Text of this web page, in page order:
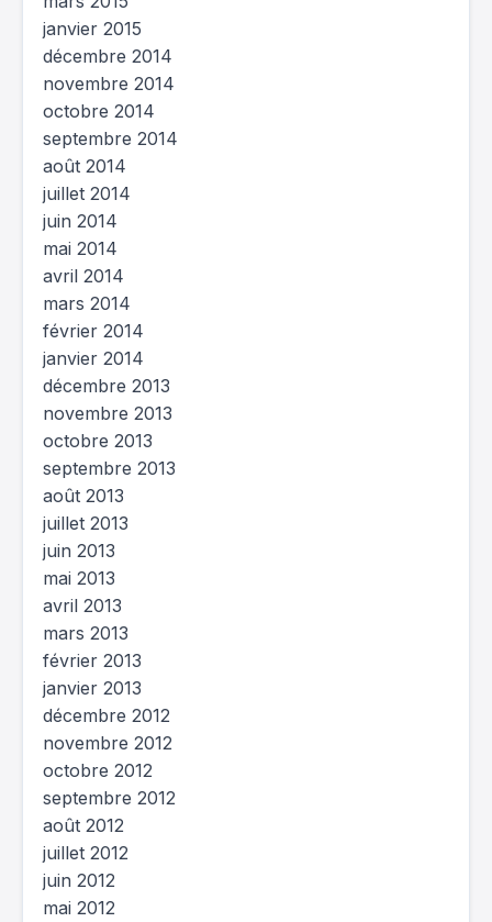
janvier 2015
décembre 2014
novembre 2014
octobre 2014
septembre 2014
août 2014
juillet 2014
juin 2014
mai 2014
avril 2014
mars 2014
février 2014
janvier 2014
décembre 2013
novembre 2013
octobre 2013
septembre 2013
août 2013
juillet 2013
juin 2013
mai 2013
avril 2013
mars 2013
février 2013
janvier 2013
décembre 2012
novembre 2012
octobre 2012
septembre 2012
août 2012
juillet 2012
juin 2012
mai 2012